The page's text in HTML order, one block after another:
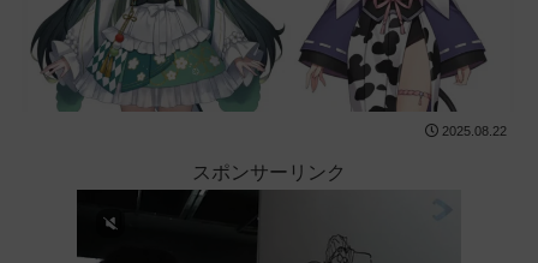
2025.08.22
スポンサーリンク